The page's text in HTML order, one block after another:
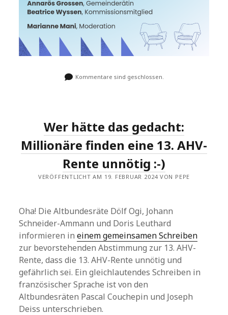
Kommentare sind geschlossen.
Wer hätte das gedacht:
Millionäre finden eine 13. AHV-
Rente unnötig :-)
VERÖFFENTLICHT AM 19. FEBRUAR 2024 VON PEPE
Oha! Die Altbundesräte Dölf Ogi, Johann
Schneider-Ammann und Doris Leuthard
informieren ineinem gemeinsamen Schreiben
zur bevorstehenden Abstimmung zur 13. AHV-
Rente, dass die 13. AHV-Rente unnötig und
gefährlich sei. Ein gleichlautendes Schreiben in
französischer Sprache ist von den
Altbundesräten Pascal Couchepin und Joseph
Deiss unterschrieben.